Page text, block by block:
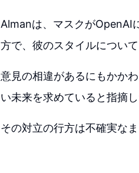
Almanは、マスクがOpenAI
方で、彼のスタイルについて
意見の相違があるにもかか
い未来を求めていると指摘し
その対立の行方は不確実なま